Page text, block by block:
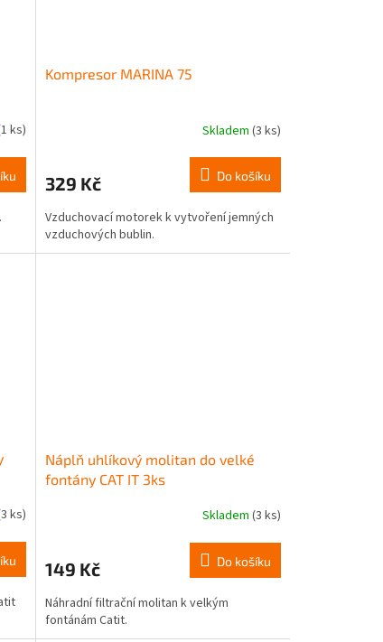
ks)
Kompresor MARINA 75
Skladem (3 ks)
329 Kč Do košíku
Vzduchovací motorek k vytvoření jemných
vzduchových bublin.
ks)
Náplň uhlíkový molitan do velké
fontány CAT IT 3ks
Skladem (3 ks)
149 Kč Do košíku
Náhradní filtrační molitan k velkým
fontánám Catit.